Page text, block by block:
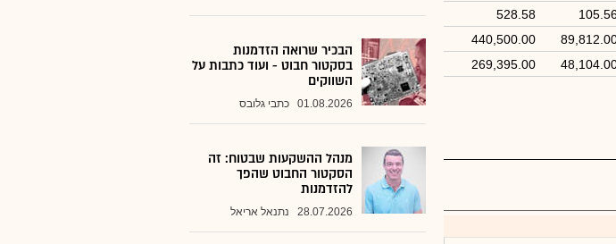
528.58
440,500.00
269,395.00
הבכיר שרואה הזדמנות
בסקטור חבוט - ועוד כתבות על
השווקים
01.08.2026 כתבי גלובס
מנהל ההשקעות שבטוח: זה
הסקטור החבוט שהפך
להזדמנות
28.07.2026 נתנאל אריאל